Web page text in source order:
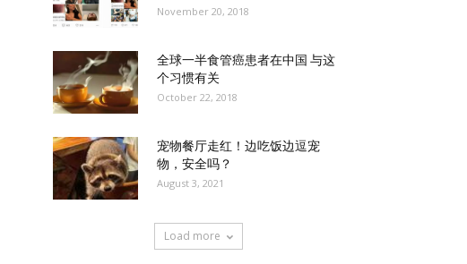
November 20, 2018
全球一半食管癌患者在中国 与这
个习惯有关
October 22, 2018
宠物餐厅走红！边吃饭边逗宠
物，安全吗？
August 3, 2021
Load more